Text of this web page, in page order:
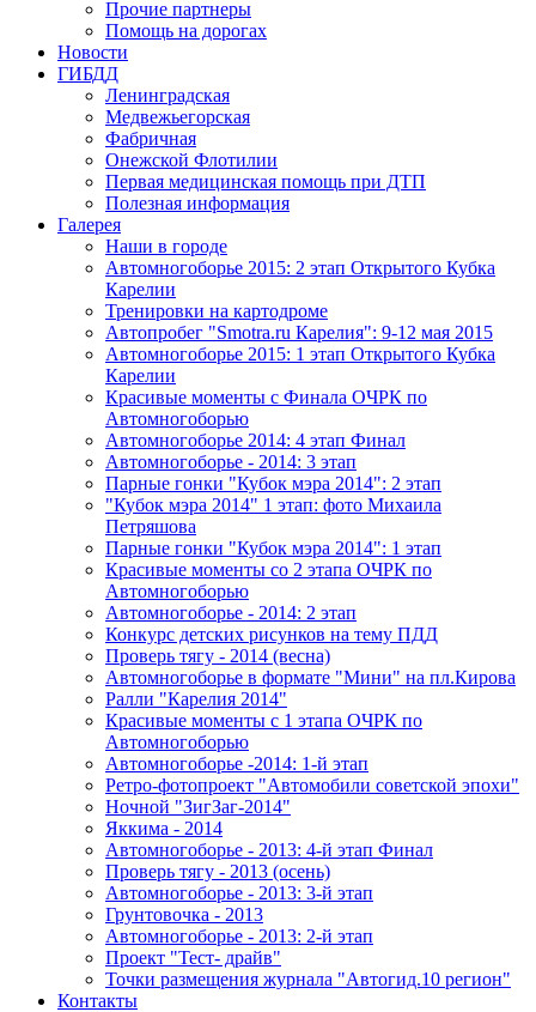
Прочие партнеры
Помощь на дорогах
Новости
ГИБДД
Ленинградская
Медвежьегорская
Фабричная
Онежской Флотилии
Первая медицинская помощь при ДТП
Полезная информация
Галерея
Наши в городе
Автомногоборье 2015: 2 этап Открытого Кубка
Карелии
Тренировки на картодроме
Автопробег "Smotra.ru Карелия": 9-12 мая 2015
Автомногоборье 2015: 1 этап Открытого Кубка
Карелии
Красивые моменты с Финала ОЧРК по
Автомногоборью
Автомногоборье 2014: 4 этап Финал
Автомногоборье - 2014: 3 этап
Парные гонки "Кубок мэра 2014": 2 этап
"Кубок мэра 2014" 1 этап: фото Михаила
Петряшова
Парные гонки "Кубок мэра 2014": 1 этап
Красивые моменты со 2 этапа ОЧРК по
Автомногоборью
Автомногоборье - 2014: 2 этап
Конкурс детских рисунков на тему ПДД
Проверь тягу - 2014 (весна)
Автомногоборье в формате "Мини" на пл.Кирова
Ралли "Карелия 2014"
Красивые моменты с 1 этапа ОЧРК по
Автомногоборью
Автомногоборье -2014: 1-й этап
Ретро-фотопроект "Автомобили советской эпохи"
Ночной "ЗигЗаг-2014"
Яккима - 2014
Автомногоборье - 2013: 4-й этап Финал
Проверь тягу - 2013 (осень)
Автомногоборье - 2013: 3-й этап
Грунтовочка - 2013
Автомногоборье - 2013: 2-й этап
Проект "Тест- драйв"
Точки размещения журнала "Автогид.10 регион"
Контакты